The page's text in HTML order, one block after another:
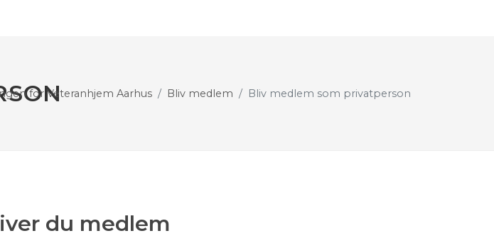
for Veteranhjem Aarhus Bliv medlem Bliv medlem som privatperson
du medlem